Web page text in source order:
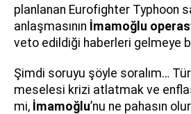
planlanan Eurofighter Typhoon
anlaşmasının İmamoğlu
veto edildiği haberleri gelmeye
Şimdi soruyu şöyle soralım…
meselesi krizi atlatmak ve
mi, İmamoğlu’nu ne pahasın